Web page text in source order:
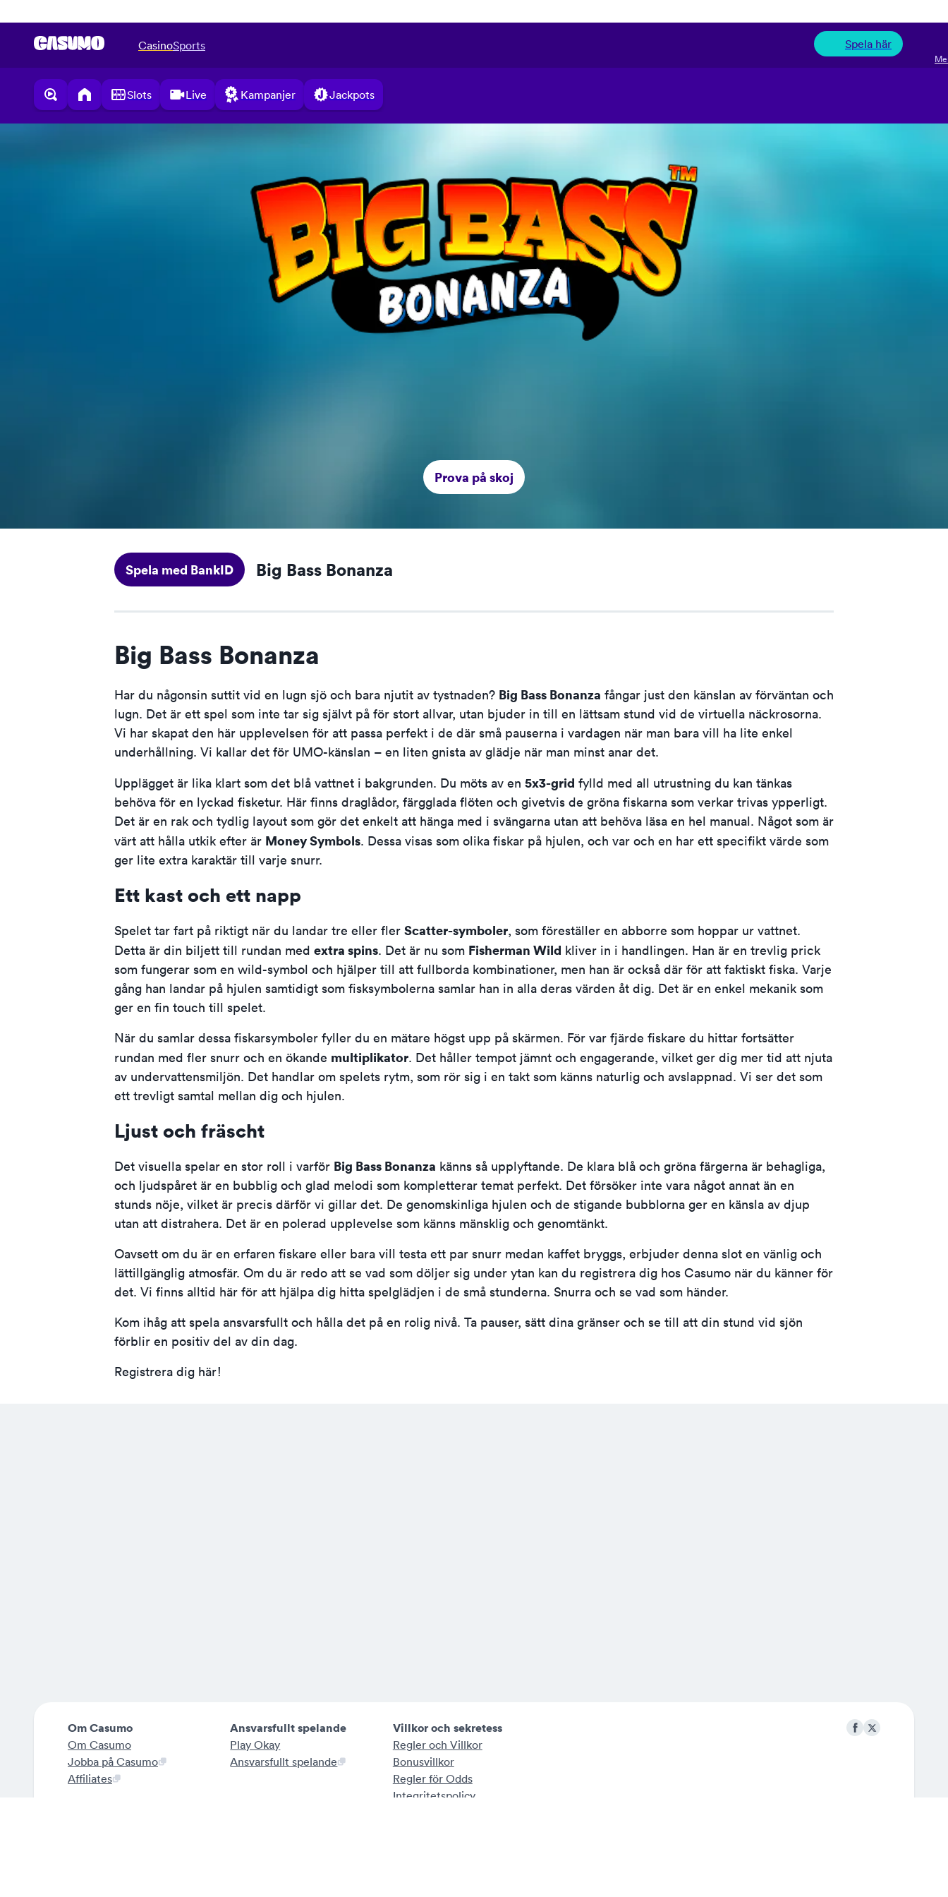
CasinoSports Spela här
Slots Live Kampanjer Jackpots
Prova på skoj
Spela med BankID Big Bass Bonanza
Big Bass Bonanza
Har du någonsin suttit vid en lugn sjö och bara njutit av tystnaden? Big Bass Bonanza fångar just den känslan av förväntan och
lugn. Det är ett spel som inte tar sig självt på för stort allvar, utan bjuder in till en lättsam stund vid de virtuella näckrosorna.
Vi har skapat den här upplevelsen för att passa perfekt i de där små pauserna i vardagen när man bara vill ha lite enkel
underhållning. Vi kallar det för UMO-känslan – en liten gnista av glädje när man minst anar det.
Upplägget är lika klart som det blå vattnet i bakgrunden. Du möts av en 5x3-grid fylld med all utrustning du kan tänkas
behöva för en lyckad fisketur. Här finns draglådor, färgglada flöten och givetvis de gröna fiskarna som verkar trivas ypperligt.
Det är en rak och tydlig layout som gör det enkelt att hänga med i svängarna utan att behöva läsa en hel manual. Något som är
värt att hålla utkik efter är Money Symbols. Dessa visas som olika fiskar på hjulen, och var och en har ett specifikt värde som
ger lite extra karaktär till varje snurr.
Ett kast och ett napp
Spelet tar fart på riktigt när du landar tre eller fler Scatter-symboler, som föreställer en abborre som hoppar ur vattnet.
Detta är din biljett till rundan med extra spins. Det är nu som Fisherman Wild kliver in i handlingen. Han är en trevlig prick
som fungerar som en wild-symbol och hjälper till att fullborda kombinationer, men han är också där för att faktiskt fiska. Varje
gång han landar på hjulen samtidigt som fisksymbolerna samlar han in alla deras värden åt dig. Det är en enkel mekanik som
ger en fin touch till spelet.
När du samlar dessa fiskarsymboler fyller du en mätare högst upp på skärmen. För var fjärde fiskare du hittar fortsätter
rundan med fler snurr och en ökande multiplikator. Det håller tempot jämnt och engagerande, vilket ger dig mer tid att njuta
av undervattensmiljön. Det handlar om spelets rytm, som rör sig i en takt som känns naturlig och avslappnad. Vi ser det som
ett trevligt samtal mellan dig och hjulen.
Ljust och fräscht
Det visuella spelar en stor roll i varför Big Bass Bonanza känns så upplyftande. De klara blå och gröna färgerna är behagliga,
och ljudspåret är en bubblig och glad melodi som kompletterar temat perfekt. Det försöker inte vara något annat än en
stunds nöje, vilket är precis därför vi gillar det. De genomskinliga hjulen och de stigande bubblorna ger en känsla av djup
utan att distrahera. Det är en polerad upplevelse som känns mänsklig och genomtänkt.
Oavsett om du är en erfaren fiskare eller bara vill testa ett par snurr medan kaffet bryggs, erbjuder denna slot en vänlig och
lättillgänglig atmosfär. Om du är redo att se vad som döljer sig under ytan kan du registrera dig hos Casumo när du känner för
det. Vi finns alltid här för att hjälpa dig hitta spelglädjen i de små stunderna. Snurra och se vad som händer.
Kom ihåg att spela ansvarsfullt och hålla det på en rolig nivå. Ta pauser, sätt dina gränser och se till att din stund vid sjön
förblir en positiv del av din dag.
Registrera dig här!
Om Casumo
Om Casumo
Jobba på Casumo
Affiliates
Ansvarsfullt spelande
Play Okay
Ansvarsfullt spelande
Villkor och sekretess
Regler och Villkor
Bonusvillkor
Regler för Odds
Integritetspolicy